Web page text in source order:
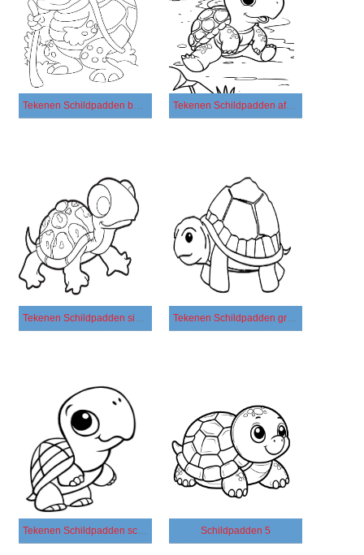
Tekenen Schildpadden basis Tekenen Schildpadden afdrukbaar
Tekenen Schildpadden simpel Tekenen Schildpadden gratis afdrukbaar
Tekenen Schildpadden schattig Schildpadden 5